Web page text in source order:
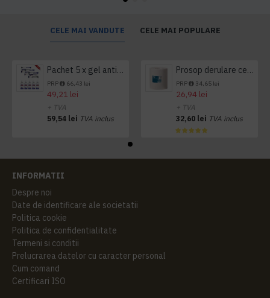
CELE MAI VANDUTE CELE MAI POPULARE
Pachet 5 x gel antibacterian 50ml si 3 x Servetele antibacteriene 48 buc Hygienium
PRP 66,43 lei
49,21 lei
+ TVA
59,54 lei TVA inclus
Prosop derulare centrala 1 pliu, 300 m Tork
PRP 34,65 lei
26,94 lei
+ TVA
32,60 lei TVA inclus
INFORMATII
Despre noi
Date de identificare ale societatii
Politica cookie
Politica de confidentialitate
Termeni si conditii
Prelucrarea datelor cu caracter personal
Cum comand
Certificari ISO